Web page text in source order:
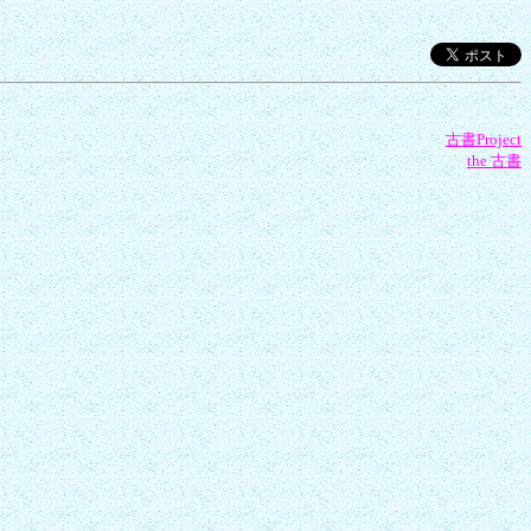
古書Project
the 古書